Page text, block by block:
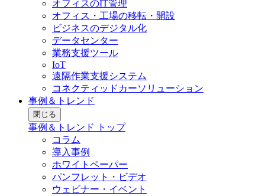
オフィスのIT管理
オフィス・工場の移転・開設
ビジネスのデジタル化
データセンター
業務支援ツール
IoT
遠隔作業支援システム
コネクティッドカーソリューション
事例＆トレンド
閉じる
事例＆トレンド トップ
コラム
導入事例
ホワイトペーパー
パンフレット・ビデオ
ウェビナー・イベント